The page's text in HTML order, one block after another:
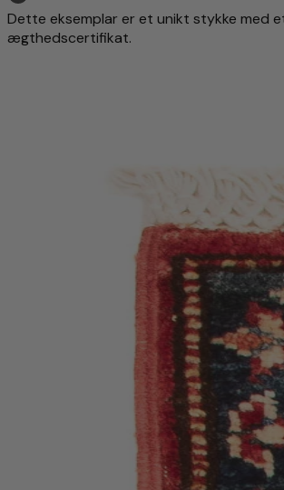
Dette eksemplar er et unikt stykke med
ægthedscertifikat.